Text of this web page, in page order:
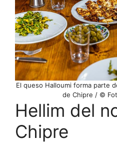
El queso Halloumi forma parte
de Chipre / ©
Hellim del
Chipre